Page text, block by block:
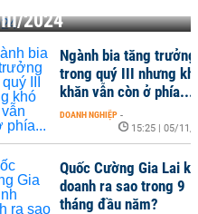
2024
Quốc Cường Gia Lai kinh
doanh ra sao trong 9
tháng đầu năm?
Ngành bia tăng trưởng
trong quý III nhưng khó
khăn vẫn còn ở phía...
DOANH NGHIỆP -
15:25 | 05/11/2024